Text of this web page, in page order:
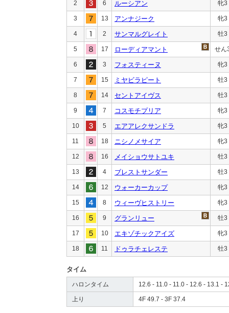
2 6 ルーシアン 牝3
3 13 アンナジーク 牝3
4 2 サンマルグレイト 牡3
5 17 ローディアマント せん
6 3 フォスティーヌ 牝3
7 15 ミヤビラピート 牡3
8 14 セントアイヴス 牡3
9 7 コスモチプリア 牝3
10 5 エアアレクサンドラ 牝3
11 18 ニシノメサイア 牝3
12 16 メイショウサトユキ 牡3
13 4 ブレストサンダー 牡3
14 12 ウォーカーカップ 牝3
15 8 ウィーヴヒストリー 牝3
16 9 グランリュー 牡3
17 10 エキゾチックアイズ 牝3
18 11 ドゥラチェレステ 牡3
タイム
ハロンタイム 12.6 - 11.0 - 11.0 - 12.6 - 13.1 -
上り 4F 49.7 - 3F 37.4